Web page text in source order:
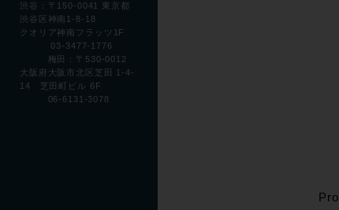
渋谷：〒150-0041 東京都
渋谷区神南1-8-18
クオリア神南フラッツ1F
03-3477-1776
梅田：〒530-0012
大阪府大阪市北区芝田 1-4-
14 芝田町ビル 6F
06-6131-3078